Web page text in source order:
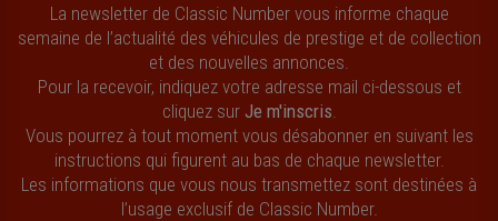
La newsletter de Classic Number vous informe chaque
semaine de l’actualité des véhicules de prestige et de collection
et des nouvelles annonces.
Pour la recevoir, indiquez votre adresse mail ci-dessous et
cliquez sur Je m'inscris
Vous pourrez à tout moment vous désabonner en suivant les
instructions qui figurent au bas de chaque newsletter.
Les informations que vous nous transmettez sont destinées à
l’usage exclusif de Classic Number.